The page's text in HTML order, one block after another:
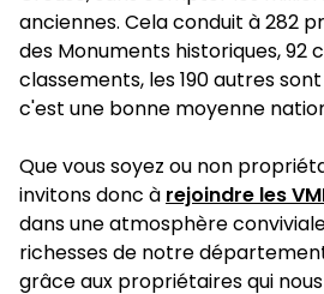
anciennes. Cela conduit à 282
des Monuments historiques, 92
classements, les 190 autres
c'est une bonne moyenne
Que vous soyez ou non
invitons donc à rejoindre les
dans une atmosphère
richesses de notre
grâce aux propriétaires qui